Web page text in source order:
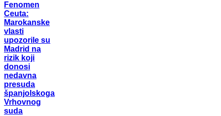
Fenomen
Ceuta:
Marokanske
vlasti
upozorile su
Madrid na
rizik koji
donosi
nedavna
presuda
španjolskoga
Vrhovnog
suda